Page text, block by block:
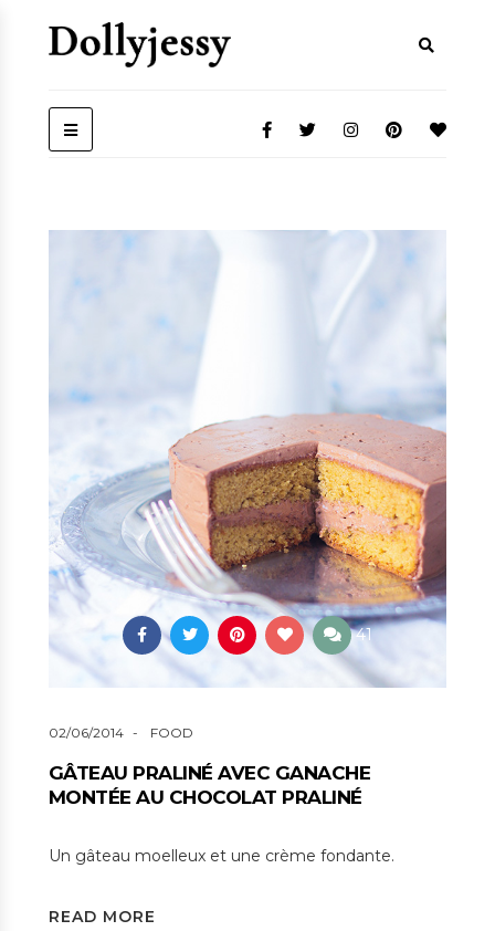
41
02/06/2014 FOOD
GÂTEAU PRALINÉ AVEC GANACHE
MONTÉE AU CHOCOLAT PRALINÉ
Un gâteau moelleux et une crème fondante.
READ MORE